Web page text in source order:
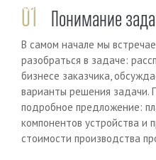
01 Понимание
В самом начале мы
разобраться в задаче:
бизнесе заказчика,
варианты решения задачи.
подробное предложение:
компонентов устройства и
стоимости производства
Previous